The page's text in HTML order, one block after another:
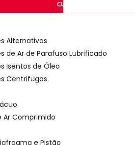
CLOSE PRODUTOS
Alternativos
de Ar de Parafuso Lubrificado
Isentos de Óleo
Centrifugos
Ar Comprimido
e Pistão